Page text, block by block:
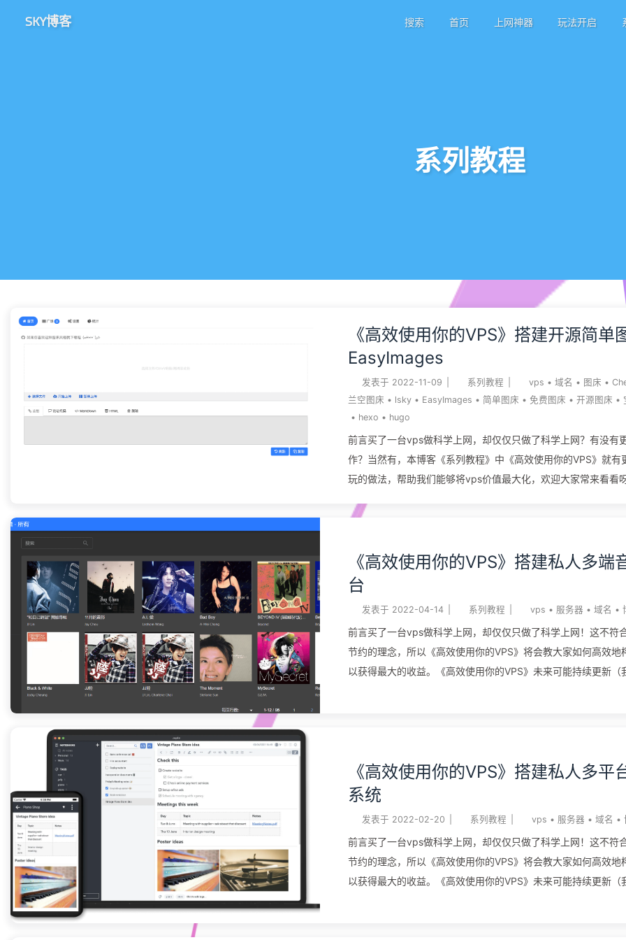
SKY博客 搜索 首页 上网神器 玩法开启
系列教程
《高效使用你的VPS》搭建开源简单
EasyImages
发表于 2022-11-09 系列教程 vps • 域名 • 图床 •
兰空图床 • lsky • EasyImages • 简单图床 • 免费图床 • 开源图床 •
• hexo • hugo
前言买了一台vps做科学上网，却仅仅只做了科学上网？有没有
作？当然有，本博客《系列教程》中《高效使用你的VPS》就有
玩的做法，帮助我们能够将vps价值最大化，欢迎大家常来看看
台，那就不得不考虑图片的存放问题了，当然picgo等软件已经
方法就显得有点麻烦了，毕竟每次都要在电脑上做好配置。 有
便又舒服的方法呢？答案就是在线图床，在对比了Chevereto、
程序之后，我选择了开源的EasyImages2.0，她足够轻量，功
繁琐，大家可以对比着看哪个适合自己。 准备 vps云服务器x1
手 搭建新建网站照例，先在vps上安装宝塔面板或者其他面板，搭建lnmp
环境。首先我们新建一个网站，并将域名解析到服务器 下载程序点开网站
到文件，远程下载，填入官网GitHub等下载地址
《高效使用你的VPS》搭建私人多端
台
发表于 2022-04-14 系列教程 vps • 服务器 • 域名 •
前言买了一台vps做科学上网，却仅仅只做了科学上网！这不符
节约的理念，所以《高效使用你的VPS》将会教大家如何高效地
以获得最大的收益。《高效使用你的VPS》未来可能持续更新（
便建站，又方便对vps进行管理。安装宝塔面板非常简单，这里
Navidrome优缺点优点： 内存占用低（待机状态40Mb左右） 界面简洁，
Navidrome都能用 缺点： 好像没法显示歌词 不支持通过界面删除歌曲（作
者说的是为了安全考虑，我个人感觉过于谨慎了） 安装docker直接在宝塔
面板的应用商店里面下载就可以了 安装docker-compose这时候一般是没
有安装docke ...
《高效使用你的VPS》搭建私人多平
系统
发表于 2022-02-20 系列教程 vps • 服务器 • 域名 •
前言买了一台vps做科学上网，却仅仅只做了科学上网！这不符
节约的理念，所以《高效使用你的VPS》将会教大家如何高效地
以获得最大的收益。《高效使用你的VPS》未来可能持续更新（